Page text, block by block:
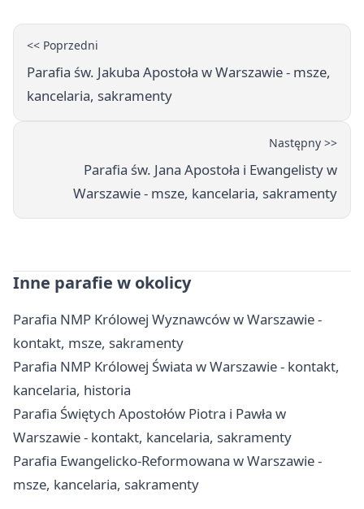
<< Poprzedni
Parafia św. Jakuba Apostoła w Warszawie - msze,
kancelaria, sakramenty
Następny >>
Parafia św. Jana Apostoła i Ewangelisty w
Warszawie - msze, kancelaria, sakramenty
Inne parafie w okolicy
Parafia NMP Królowej Wyznawców w Warszawie -
kontakt, msze, sakramenty
Parafia NMP Królowej Świata w Warszawie - kontakt,
kancelaria, historia
Parafia Świętych Apostołów Piotra i Pawła w
Warszawie - kontakt, kancelaria, sakramenty
Parafia Ewangelicko-Reformowana w Warszawie -
msze, kancelaria, sakramenty